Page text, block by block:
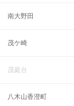
南大野田
茂ケ崎
茂庭台
八木山香澄町